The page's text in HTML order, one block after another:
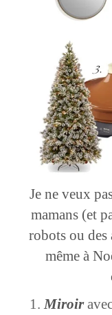
Je ne veux
mamans (et
robots ou des
même à
Miroir